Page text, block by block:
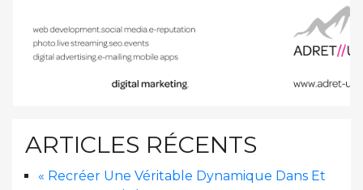
ARTICLES RÉCENTS
« Recréer Une Véritable Dynamique Dans Et